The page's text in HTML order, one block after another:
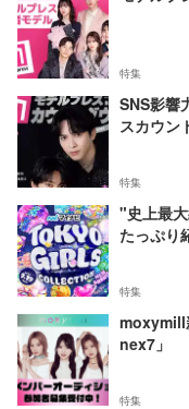
特集
SNS影響
スカウン
特集
"史上最
たっぷり
特集
moxymill
nex7」
特集